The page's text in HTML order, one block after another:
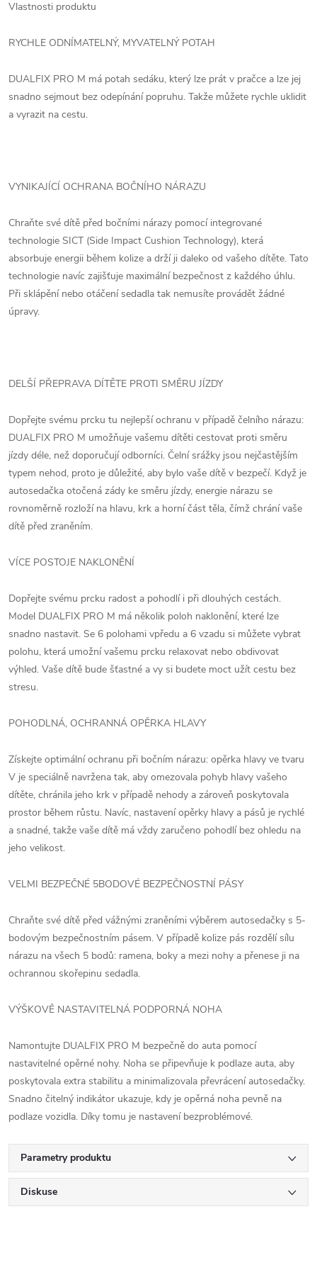
Vlastnosti produktu
RYCHLE ODNÍMATELNÝ, MYVATELNÝ POTAH
DUALFIX PRO M má potah sedáku, který lze prát v pračce a lze jej
snadno sejmout bez odepínání popruhu. Takže můžete rychle uklidit
a vyrazit na cestu.
VYNIKAJÍCÍ OCHRANA BOČNÍHO NÁRAZU
Chraňte své dítě před bočními nárazy pomocí integrované
technologie SICT (Side Impact Cushion Technology), která
absorbuje energii během kolize a drží ji daleko od vašeho dítěte. Tato
technologie navíc zajišťuje maximální bezpečnost z každého úhlu.
Při sklápění nebo otáčení sedadla tak nemusíte provádět žádné
úpravy.
DELŠÍ PŘEPRAVA DÍTĚTE PROTI SMĚRU JÍZDY
Dopřejte svému prcku tu nejlepší ochranu v případě čelního nárazu:
DUALFIX PRO M umožňuje vašemu dítěti cestovat proti směru
jízdy déle, než doporučují odborníci. Čelní srážky jsou nejčastějším
typem nehod, proto je důležité, aby bylo vaše dítě v bezpečí. Když je
autosedačka otočená zády ke směru jízdy, energie nárazu se
rovnoměrně rozloží na hlavu, krk a horní část těla, čímž chrání vaše
dítě před zraněním.
VÍCE POSTOJE NAKLONĚNÍ
Dopřejte svému prcku radost a pohodlí i při dlouhých cestách.
Model DUALFIX PRO M má několik poloh naklonění, které lze
snadno nastavit. Se 6 polohami vpředu a 6 vzadu si můžete vybrat
polohu, která umožní vašemu prcku relaxovat nebo obdivovat
výhled. Vaše dítě bude šťastné a vy si budete moct užít cestu bez
stresu.
POHODLNÁ, OCHRANNÁ OPĚRKA HLAVY
Získejte optimální ochranu při bočním nárazu: opěrka hlavy ve tvaru
V je speciálně navržena tak, aby omezovala pohyb hlavy vašeho
dítěte, chránila jeho krk v případě nehody a zároveň poskytovala
prostor během růstu. Navíc, nastavení opěrky hlavy a pásů je rychlé
a snadné, takže vaše dítě má vždy zaručeno pohodlí bez ohledu na
jeho velikost.
VELMI BEZPEČNÉ 5BODOVÉ BEZPEČNOSTNÍ PÁSY
Chraňte své dítě před vážnými zraněními výběrem autosedačky s 5-
bodovým bezpečnostním pásem. V případě kolize pás rozdělí sílu
nárazu na všech 5 bodů: ramena, boky a mezi nohy a přenese ji na
ochrannou skořepinu sedadla.
VÝŠKOVĚ NASTAVITELNÁ PODPORNÁ NOHA
Namontujte DUALFIX PRO M bezpečně do auta pomocí
nastavitelné opěrné nohy. Noha se připevňuje k podlaze auta, aby
poskytovala extra stabilitu a minimalizovala převrácení autosedačky.
Snadno čitelný indikátor ukazuje, kdy je opěrná noha pevně na
podlaze vozidla. Díky tomu je nastavení bezproblémové.
Parametry produktu
Diskuse